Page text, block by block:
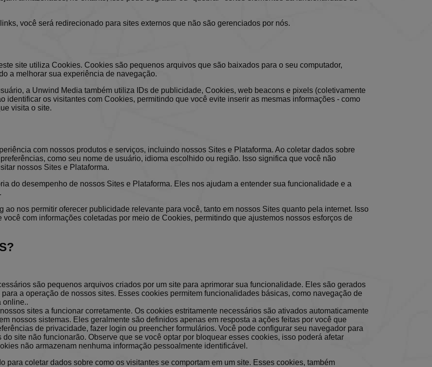
você será redirecionado para sites externos que não são gerenciados por nós.
site utiliza Cookies. Cookies são pequenos arquivos que são baixados para o seu computador,
a melhorar sua experiência de navegação.
a Unwind Media também utiliza IDs de publicidade, Cookies, web beacons e pixels (coletivamente
identificar os visitantes com Cookies, permitindo que você evite inserir as mesmas informações - como
visita o site.
com nossos produtos e serviços, incluindo nossos Sites e Plataforma. Ao coletar dados sobre
como seu nome de usuário, idioma escolhido ou região. Isso significa que você não
nossos Sites e Plataforma.
do desempenho de nossos Sites e Plataforma. Eles nos ajudam a entender sua funcionalidade e a
nos permitir oferecer publicidade relevante para você, tanto em nossos Sites quanto pela internet. Isso
com informações coletadas por meio de Cookies, permitindo que ajustemos nossos esforços de
são pequenos arquivos criados por um site para aprimorar sua funcionalidade. Eles são gerados
a operação de nossos sites. Esses cookies permitem funcionalidades básicas, como navegação de
online..
sites a funcionar corretamente. Os cookies estritamente necessários são ativados automaticamente
nossos sistemas. Eles geralmente são definidos apenas em resposta a ações feitas por você que
de privacidade, fazer login ou preencher formulários. Você pode configurar seu navegador para
site não funcionarão. Observe que se você optar por bloquear esses cookies, isso poderá afetar
não armazenam nenhuma informação pessoalmente identificável.
para coletar dados sobre como os visitantes se comportam em um site. Esses cookies, também